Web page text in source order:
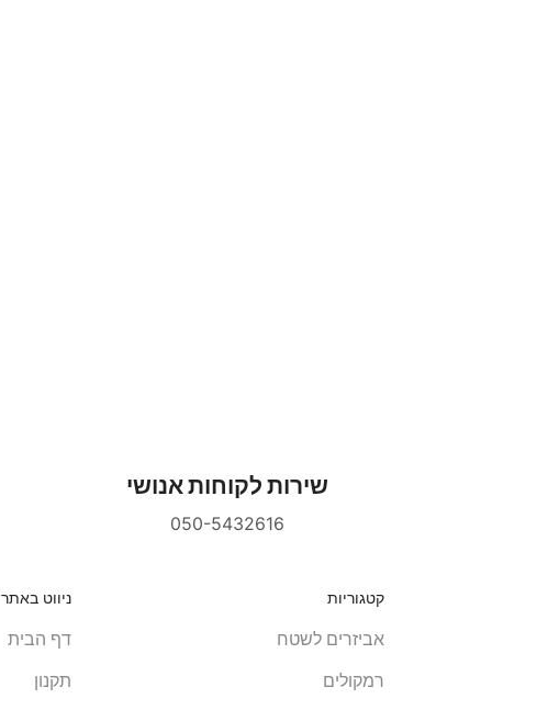
שירות לקוחות אנושי
050-5432616
קטגוריות
אביזרים לשטח
רמקולים
ניווט באתר
דף הבית
תקנון